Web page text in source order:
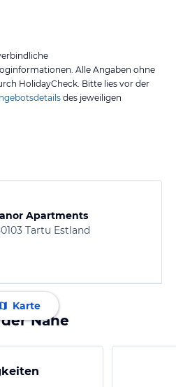
Alle Angaben ohne
HolidayCheck. Bitte lies vor der
des jeweiligen
Apartments
Tartu Estland
Karte
Nähe